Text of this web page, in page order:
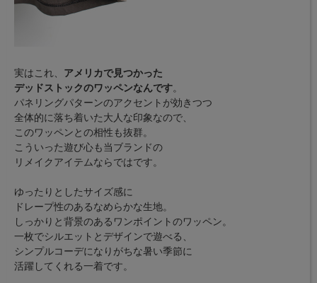
実はこれ、 アメリカで見つかった
デッドストックのワッペンなんです。
パネリングパターンのアクセントが効きつつ
全体的に落ち着いた大人な印象なので、
このワッペンとの相性も抜群。
こういった遊び心も当ブランドの
リメイクアイテムならではです。
ゆったりとしたサイズ感に
ドレープ性のあるなめらかな生地。
しっかりと背景のあるワンポイントのワッペン。
一枚でシルエットとデザインで遊べる、
シンプルコーデになりがちな暑い季節に
活躍してくれる一着です。